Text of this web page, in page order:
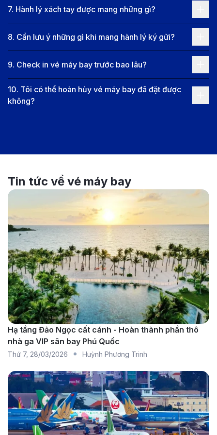
gian bay từ TP. Hồ Chí Minh đến Thanh Hóa là
khoảng 2 giờ.
Giá vé máy bay từ Côn Đảo đi
Thanh Hóa
Giá vé máy bay từ Côn Đảo đến Thanh Hóa có sự
biến động tùy thuộc vào thời điểm đặt vé và hạng vé.
Các Hãng Hàng Không Khai Thác
Tuyến Bay Côn Đảo - Thanh Hóa
Dưới đây là các hãng hàng không khai thác tuyến bay
nối chuyến từ Côn Đảo đến Thanh Hóa qua TP.HCM.
Vietnam Airlines:Với chất lượng dịch vụ hàng
không 4 sao quốc tế, Vietnam Airlines mang đến
cho hành khách trải nghiệm bay thoải mái và tiện
nghi. Hãng cung cấp nhiều hạng vé khác nhau để
khách hàng lựa chọn, từ hạng Phổ thông tiết kiệm
đến hạng Thương gia cao cấp.
Vietjet Air:Với mức giá vé cạnh tranh và các
chương trình khuyến mãi hấp dẫn, Vietjet Air được
nhiều hành khách yêu thích.
Đảo và sân bay Thọ Xuân (Thanh
Hóa)
Sân bay Côn Đảo (VCS)
7. Hành lý xách tay được mang những gì?
8. Cần lưu ý những gì khi mang hành lý ký gửi?
9. Check in vé máy bay trước bao lâu?
10. Tôi có thể hoàn hủy vé máy bay đã đặt được
không?
Tin tức về vé máy bay
Hạ tầng Đảo Ngọc cất cánh - Hoàn thành phần thô
nhà ga VIP sân bay Phú Quốc
Thứ 7, 28/03/2026 Huỳnh Phương Trinh